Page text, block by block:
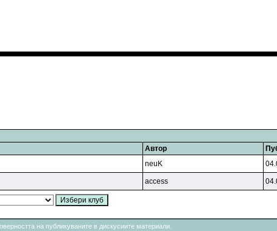
Автор
neuK
access
на публикуваните в дискусиите материали.